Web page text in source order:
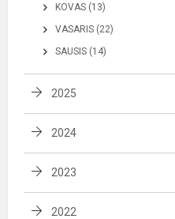
KOVAS (13)
VASARIS (22)
SAUSIS (14)
2025
2024
2023
2022